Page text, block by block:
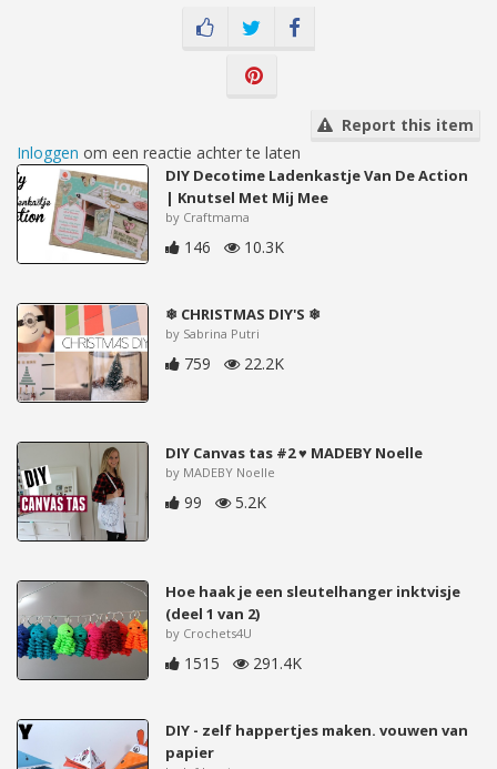
Report this item
Inloggen om een reactie achter te laten
DIY Decotime Ladenkastje Van De Action
| Knutsel Met Mij Mee
by Craftmama
146 10.3K
❄ CHRISTMAS DIY'S ❄
by Sabrina Putri
759 22.2K
DIY Canvas tas #2 ♥ MADEBY Noelle
by MADEBY Noelle
99 5.2K
Hoe haak je een sleutelhanger inktvisje
(deel 1 van 2)
by Crochets4U
1515 291.4K
DIY - zelf happertjes maken. vouwen van
papier